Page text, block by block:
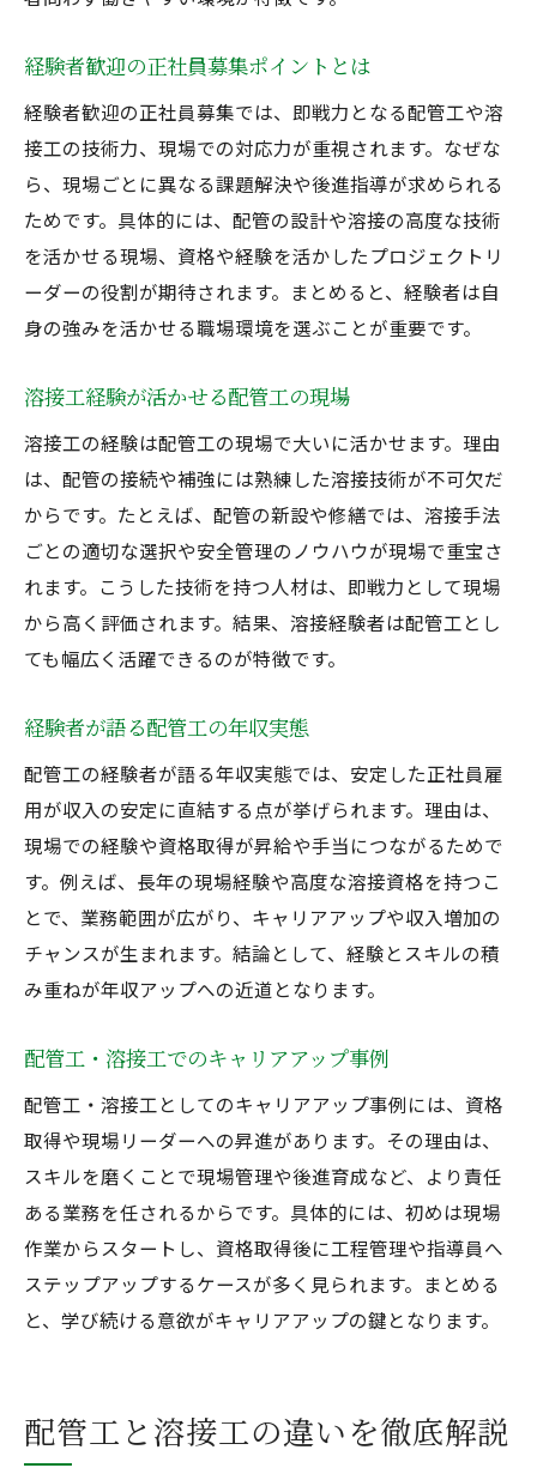
経験者歓迎の正社員募集ポイントとは
経験者歓迎の正社員募集では、即戦力となる配管工や溶
接工の技術力、現場での対応力が重視されます。なぜな
ら、現場ごとに異なる課題解決や後進指導が求められる
ためです。具体的には、配管の設計や溶接の高度な技術
を活かせる現場、資格や経験を活かしたプロジェクトリ
ーダーの役割が期待されます。まとめると、経験者は自
身の強みを活かせる職場環境を選ぶことが重要です。
溶接工経験が活かせる配管工の現場
溶接工の経験は配管工の現場で大いに活かせます。理由
は、配管の接続や補強には熟練した溶接技術が不可欠だ
からです。たとえば、配管の新設や修繕では、溶接手法
ごとの適切な選択や安全管理のノウハウが現場で重宝さ
れます。こうした技術を持つ人材は、即戦力として現場
から高く評価されます。結果、溶接経験者は配管工とし
ても幅広く活躍できるのが特徴です。
経験者が語る配管工の年収実態
配管工の経験者が語る年収実態では、安定した正社員雇
用が収入の安定に直結する点が挙げられます。理由は、
現場での経験や資格取得が昇給や手当につながるためで
す。例えば、長年の現場経験や高度な溶接資格を持つこ
とで、業務範囲が広がり、キャリアアップや収入増加の
チャンスが生まれます。結論として、経験とスキルの積
み重ねが年収アップへの近道となります。
配管工・溶接工でのキャリアアップ事例
配管工・溶接工としてのキャリアアップ事例には、資格
取得や現場リーダーへの昇進があります。その理由は、
スキルを磨くことで現場管理や後進育成など、より責任
ある業務を任されるからです。具体的には、初めは現場
作業からスタートし、資格取得後に工程管理や指導員へ
ステップアップするケースが多く見られます。まとめる
と、学び続ける意欲がキャリアアップの鍵となります。
配管工と溶接工の違いを徹底解説